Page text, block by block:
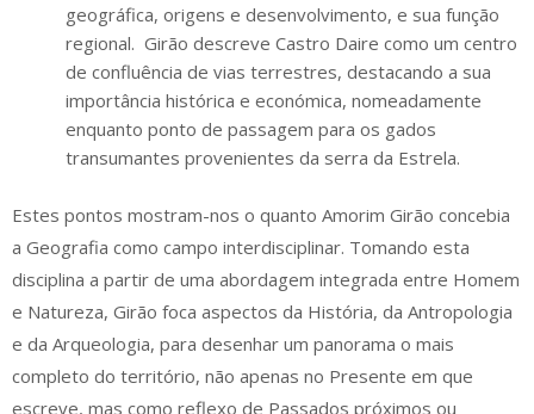
geográfica, origens e desenvolvimento, e sua função
regional. ​ Girão descreve Castro Daire como um centro
de confluência de vias terrestres, destacando a sua
importância histórica e económica, nomeadamente
enquanto ponto de passagem para os gados
transumantes provenientes da serra da Estrela.
Estes pontos mostram-nos o quanto Amorim Girão concebia
a Geografia como campo interdisciplinar. Tomando esta
disciplina a partir de uma abordagem integrada entre Homem
e Natureza, Girão foca aspectos da História, da Antropologia
e da Arqueologia, para desenhar um panorama o mais
completo do território, não apenas no Presente em que
escreve, mas como reflexo de Passados próximos ou